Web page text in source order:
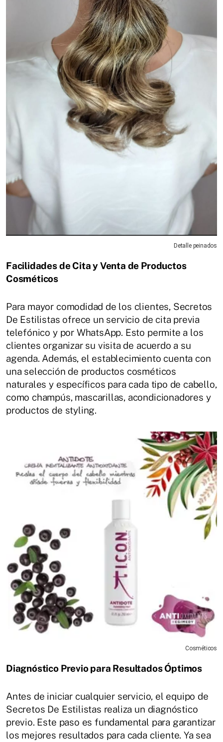
Detalle peinados
Facilidades de Cita y Venta de Productos
Cosméticos
Para mayor comodidad de los clientes, Secretos
De Estilistas ofrece un servicio de cita previa
telefónico y por WhatsApp. Esto permite a los
clientes organizar su visita de acuerdo a su
agenda. Además, el establecimiento cuenta con
una selección de productos cosméticos
naturales y específicos para cada tipo de cabello,
como champús, mascarillas, acondicionadores y
productos de styling.
Cosméticos
Diagnóstico Previo para Resultados Óptimos
Antes de iniciar cualquier servicio, el equipo de
Secretos De Estilistas realiza un diagnóstico
previo. Este paso es fundamental para garantizar
los mejores resultados para cada cliente. Ya sea